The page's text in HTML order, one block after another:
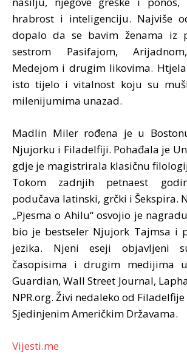
hrabrost i inteligenciju. Najviše
dopalo da se bavim ženama iz
sestrom Pasifajom,
Medejom i drugim likovima.
isto tijelo i vitalnost koju su
milenijumima unazad.
Madlin Miler rođena je u
Njujorku i Filadelfiji. Pohađala je
gdje je magistrirala klasičnu
Tokom zadnjih petnaest
podučava latinski, grčki i Šekspira.
„Pjesma o Ahilu“ osvojio je
bio je bestseler Njujork Tajmsa i
jezika. Njeni eseji objavljeni
časopisima i drugim medijima
Guardian, Wall Street Journal,
NPR.org. Živi nedaleko od
Sjedinjenim Američkim Državama.
Vijesti.me